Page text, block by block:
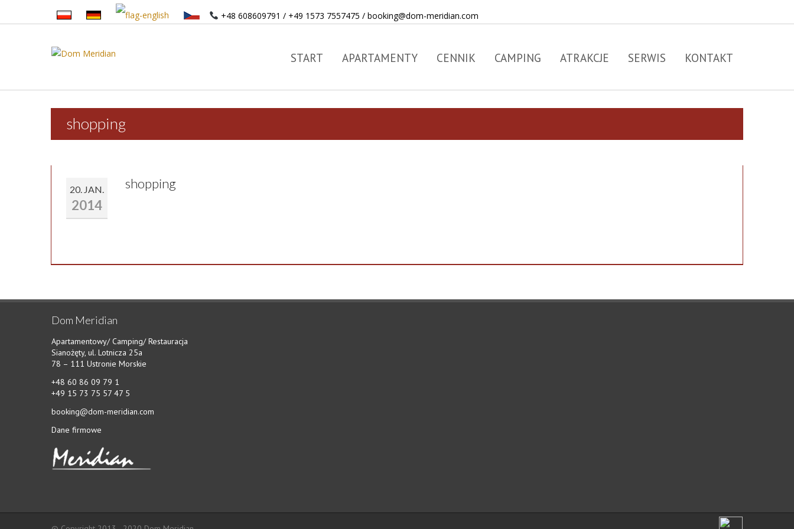
+48 608609791 / +49 1573 7557475 / booking@dom-meridian.com
START APARTAMENTY CENNIK CAMPING ATRAKCJE SERWIS KONTAKT
shopping
20. JAN.
2014
shopping
Dom Meridian
Apartamentowy/ Camping/ Restauracja
Sianożęty, ul. Lotnicza 25a
78 – 111 Ustronie Morskie
+48 60 86 09 79 1
+49 15 73 75 57 47 5
booking@dom-meridian.com
Dane firmowe